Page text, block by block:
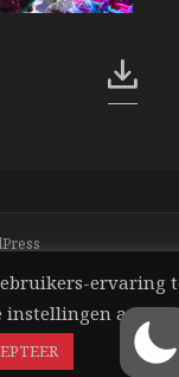
ervaring
instellingen aan.